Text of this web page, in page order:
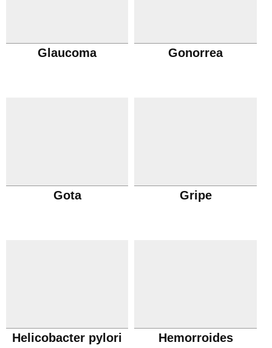
Glaucoma Gonorrea
Gota Gripe
Helicobacter pylori Hemorroides